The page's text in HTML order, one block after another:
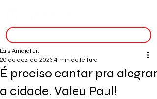
É preciso cantar pra alegrar
a cidade. Valeu Paul!
Lais Amaral Jr.
20 de dez. de 2023 4 min de leitura